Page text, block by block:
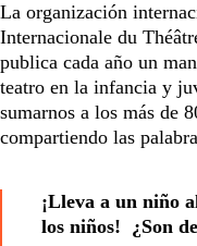
La organización
Internacionale du
publica cada año un
teatro en la infancia y
sumarnos a los más de
compartiendo las
¡Lleva a un niño
los niños! ¿Son